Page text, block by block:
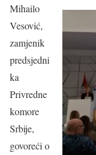
Mihailo
Vesović,
zamjenik
predsjedni
ka
Privredne
komore
Srbije,
govoreći o